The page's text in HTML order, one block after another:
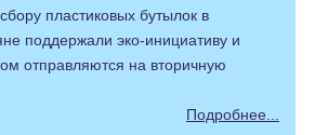
пластиковых бутылок в
поддержали эко-инициативу и
отправляются на вторичную
Подробнее...